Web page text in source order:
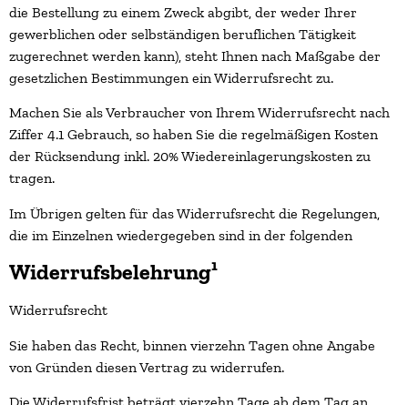
die Bestellung zu einem Zweck abgibt, der weder Ihrer
gewerblichen oder selbständigen beruflichen Tätigkeit
zugerechnet werden kann), steht Ihnen nach Maßgabe der
gesetzlichen Bestimmungen ein Widerrufsrecht zu.
Machen Sie als Verbraucher von Ihrem Widerrufsrecht nach
Ziffer 4.1 Gebrauch, so haben Sie die regelmäßigen Kosten
der Rücksendung inkl. 20% Wiedereinlagerungskosten zu
tragen.
Im Übrigen gelten für das Widerrufsrecht die Regelungen,
die im Einzelnen wiedergegeben sind in der folgenden
Widerrufsbelehrung¹
Widerrufsrecht
Sie haben das Recht, binnen vierzehn Tagen ohne Angabe
von Gründen diesen Vertrag zu widerrufen.